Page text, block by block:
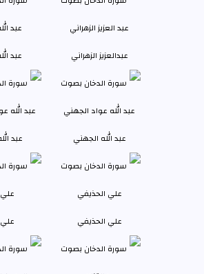
عبدالعزيز الزهراني عبد
عبد الله الجهني عبد
علي الحذيفي علي